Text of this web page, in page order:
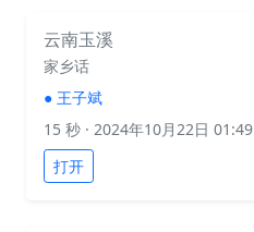
云南玉溪
家乡话
● 王子斌
15 秒 · 2024年10月22日 01:49
打开